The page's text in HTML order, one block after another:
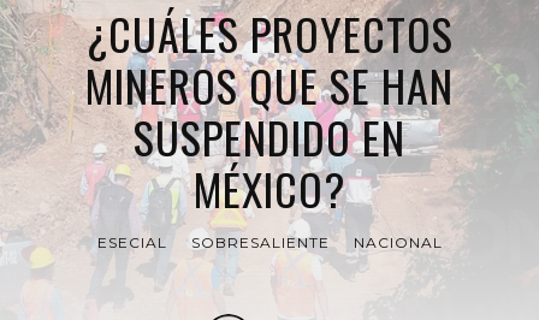
¿CUÁLES PROYECTOS
MINEROS QUE SE HAN
SUSPENDIDO EN
MÉXICO?
ESECIAL SOBRESALIENTE NACIONAL